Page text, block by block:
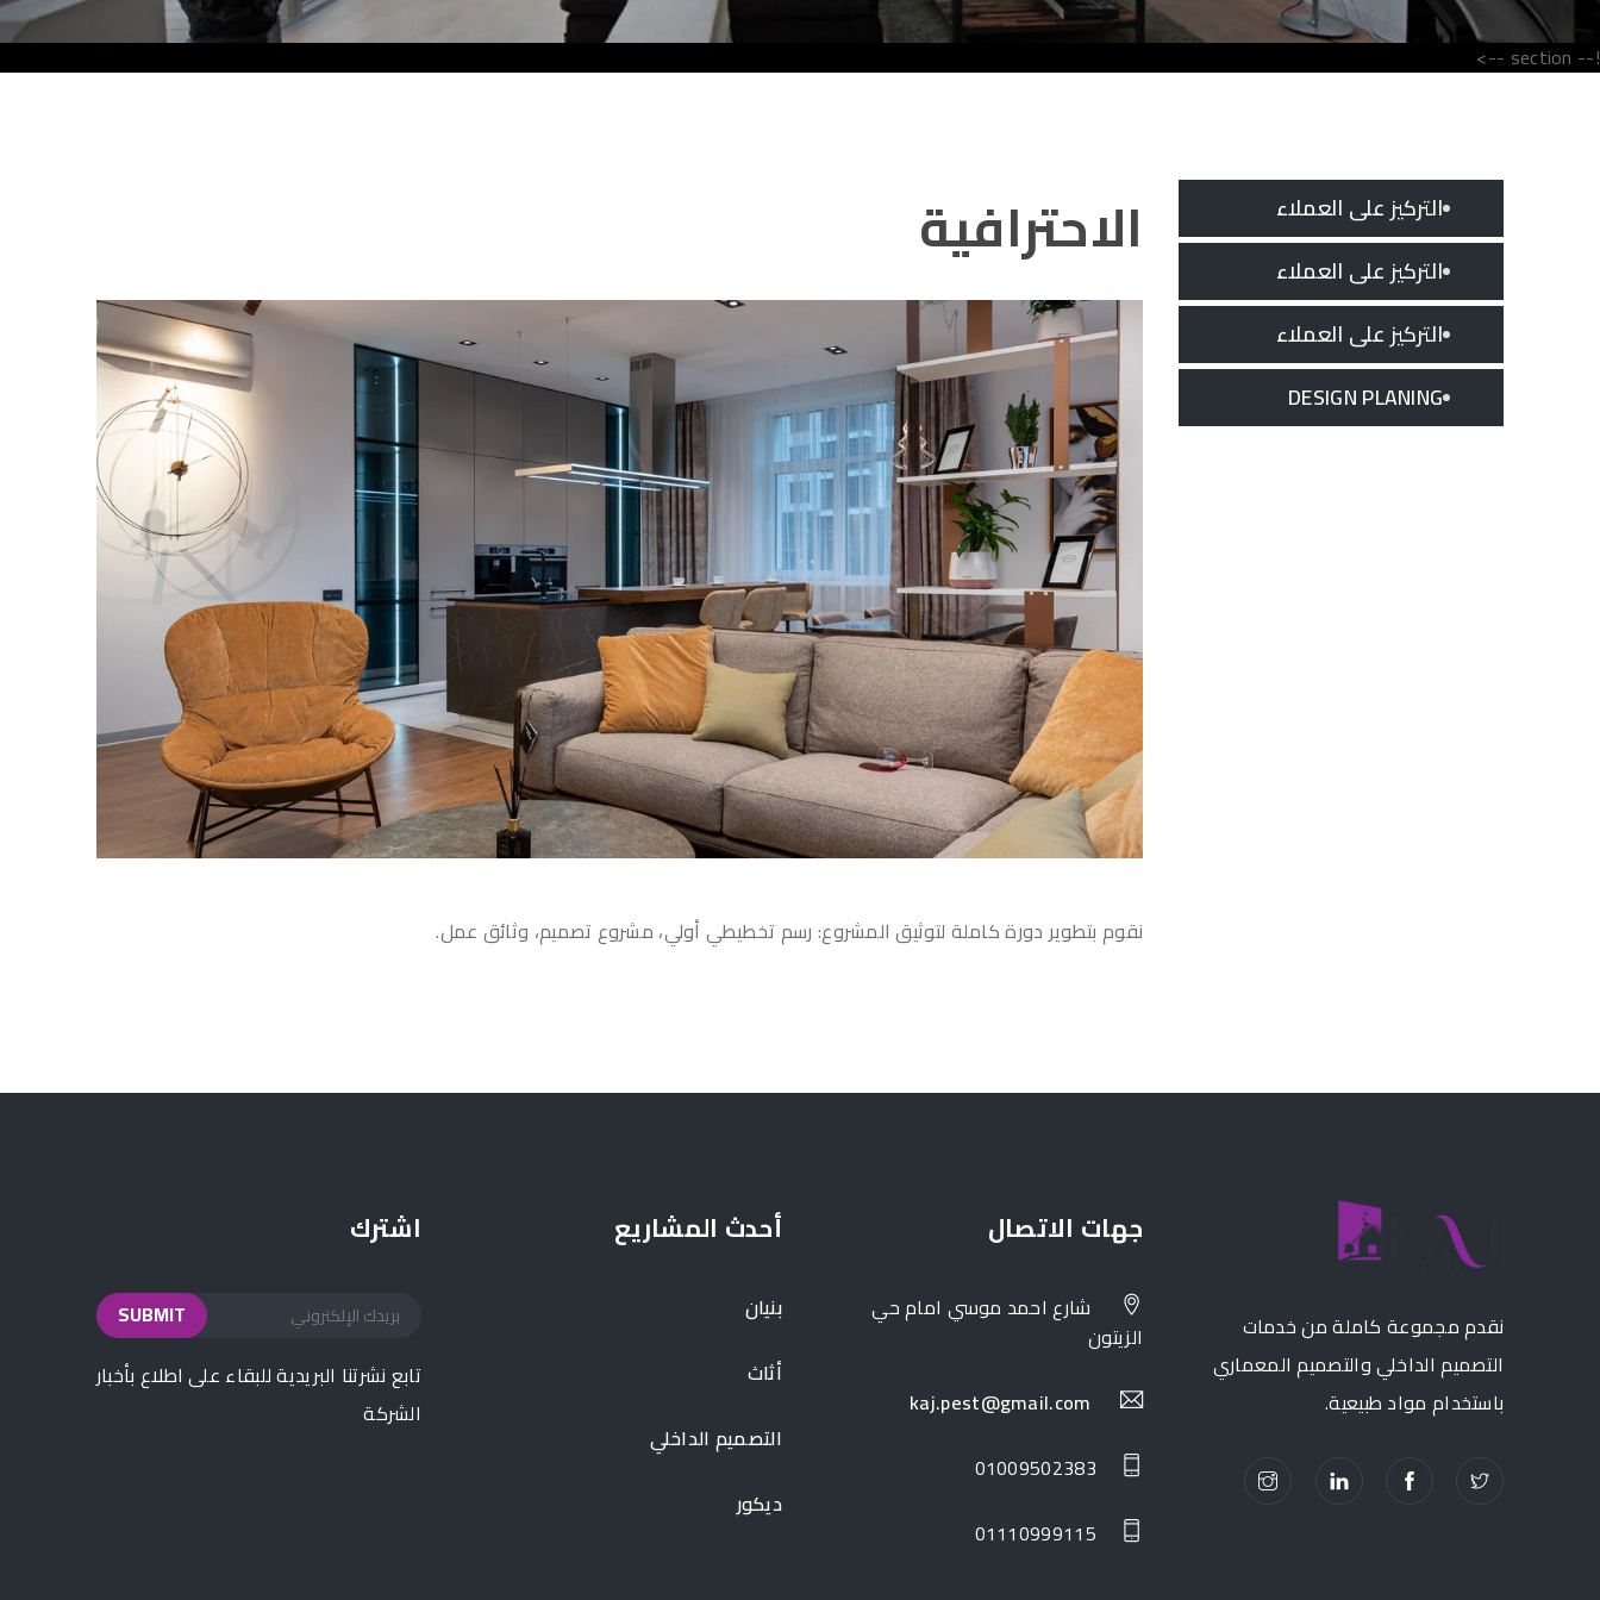
!-- section -->
التركيز على العملاء
التركيز على العملاء
التركيز على العملاء
DESIGN PLANING
الاحترافية
نقوم بتطوير دورة كاملة لتوثيق المشروع: رسم تخطيطي أولي، مشروع تصميم، وثائق عمل.
نقدم مجموعة كاملة من خدمات
التصميم الداخلي والتصميم المعماري
باستخدام مواد طبيعية.
جهات الاتصال
شارع احمد موسي امام حي
الزيتون
kaj.pest@gmail.com
01009502383
01110999115
أحدث المشاريع
بنيان
أثاث
التصميم الداخلي
ديكور
اشترك
تابع نشرتنا البريدية للبقاء على اطلاع بأخبار
الشركة